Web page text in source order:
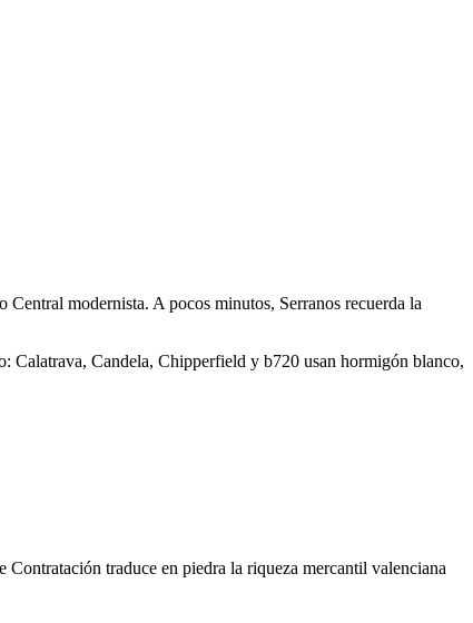
modernista. A pocos minutos, Serranos recuerda la
Calatrava, Candela, Chipperfield y b720 usan hormigón blanco,
traduce en piedra la riqueza mercantil valenciana